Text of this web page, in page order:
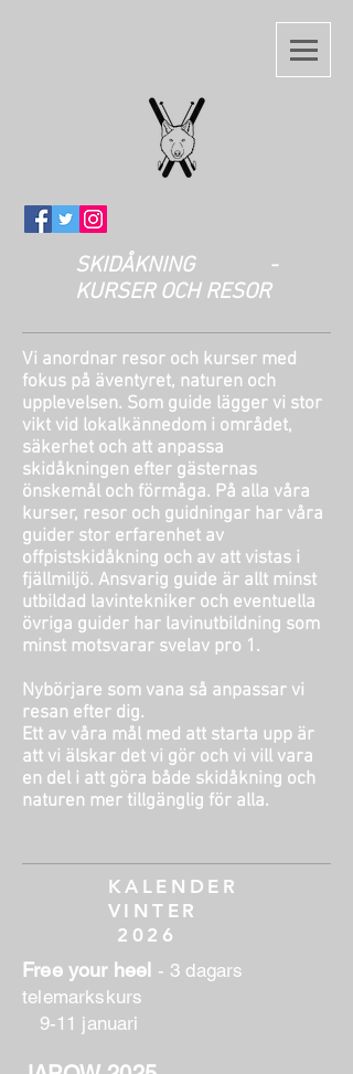
SKIDÅKNING -
KURSER OCH RESOR
Vi anordnar resor och kurser med
fokus på äventyret, naturen och
upplevelsen. Som guide lägger vi stor
vikt vid lokalkännedom i området,
säkerhet och att anpassa
skidåkningen efter gästernas
önskemål och förmåga. På alla våra
kurser, resor och guidningar har våra
guider stor erfarenhet av
offpistskidåkning och av att vistas i
fjällmiljö. Ansvarig guide är allt minst
utbildad lavintekniker och eventuella
övriga guider har lavinutbildning som
minst motsvarar svelav pro 1.
Nybörjare som vana så anpassar vi
resan efter dig.
Ett av våra mål med att starta upp är
att vi älskar det vi gör och vi vill vara
en del i att göra både skidåkning och
naturen mer tillgänglig för alla.
KALENDER
VINTER
2026
Free your heel - 3 dagars
telemarkskurs
9-11 januari